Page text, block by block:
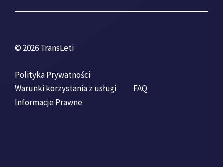
© 2026 TransLeti
Polityka Prywatności
Warunki korzystania z usługi
FAQ
Informacje Prawne